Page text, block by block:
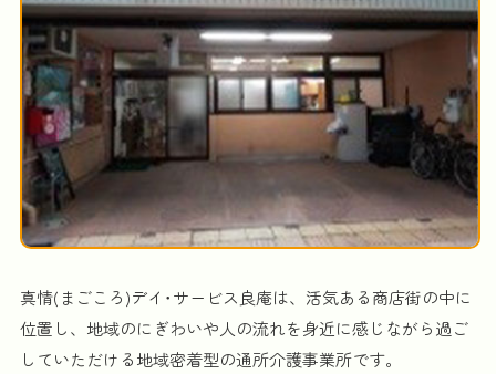
真情(まごころ)デイ･サービス良庵は、活気ある商店街の中に
位置し、地域のにぎわいや人の流れを身近に感じながら過ご
していただける地域密着型の通所介護事業所です。